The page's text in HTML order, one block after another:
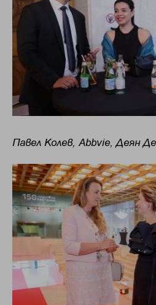
Павел Колев, Abbvie, Деян